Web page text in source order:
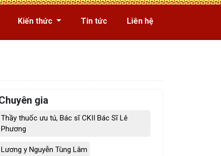
Kiến thức Tin tức Liên hệ
gia
Thầy thuốc ưu tú, Bác sĩ CKII Bác Sĩ Lê
Phương
Lương y Nguyễn Tùng Lâm